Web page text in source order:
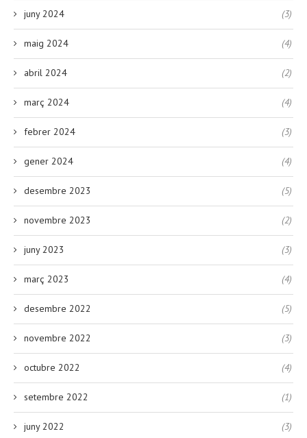
juny 2024 (3)
maig 2024 (4)
abril 2024 (2)
març 2024 (4)
febrer 2024 (3)
gener 2024 (4)
desembre 2023 (5)
novembre 2023 (2)
juny 2023 (3)
març 2023 (4)
desembre 2022 (5)
novembre 2022 (3)
octubre 2022 (4)
setembre 2022 (1)
juny 2022 (3)